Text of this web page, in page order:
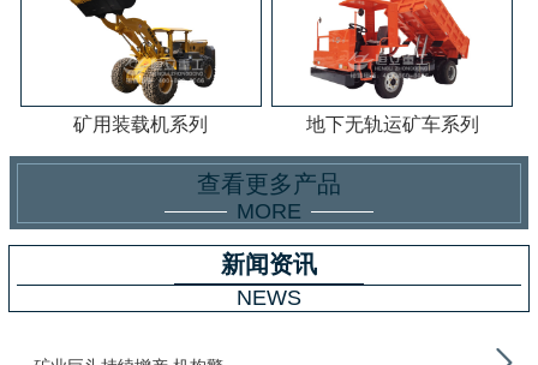
矿用装载机系列 地下无轨运矿车系列
查看更多产品
MORE
新闻资讯
NEWS